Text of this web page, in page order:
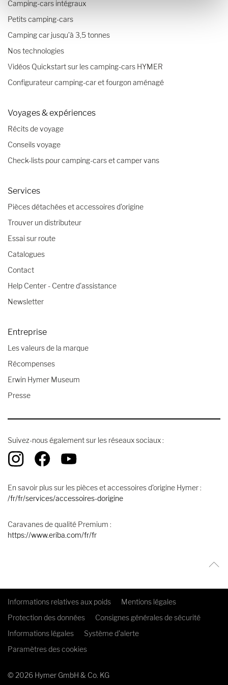
Camping-cars intégraux
Petits camping-cars
Camping car jusqu’à 3,5 tonnes
Nos technologies
Vidéos Quickstart sur les camping-cars HYMER
Configurateur camping-car et fourgon aménagé
Voyages & expériences
Récits de voyage
Conseils voyage
Check-lists pour camping-cars et camper vans
Services
Pièces détachées et accessoires d’origine
Trouver un distributeur
Essai sur route
Catalogues
Contact
Help Center - Centre d'assistance
Newsletter
Entreprise
Les valeurs de la marque
Récompenses
Erwin Hymer Museum
Presse
Suivez-nous également sur les réseaux sociaux :
En savoir plus sur les pièces et accessoires d'origine Hymer :
/fr/fr/services/accessoires-dorigine
Caravanes de qualité Premium :
https://www.eriba.com/fr/fr
Informations relatives aux poids
Mentions légales
Protection des données
Consignes générales de sécurité
Informations légales
Système d'alerte
Paramètres des cookies
© 2026 Hymer GmbH & Co. KG